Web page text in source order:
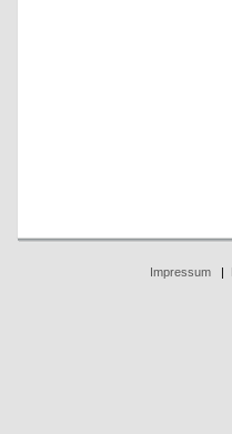
Impressum|